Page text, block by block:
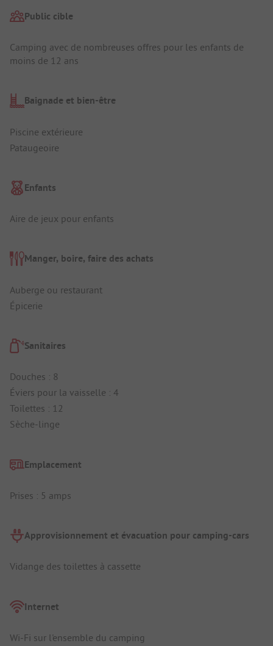
Public cible
Camping avec de nombreuses offres pour les enfants de
moins de 12 ans
Baignade et bien-être
Piscine extérieure
Pataugeoire
Enfants
Aire de jeux pour enfants
Manger, boire, faire des achats
Auberge ou restaurant
Épicerie
Sanitaires
Douches : 8
Éviers pour la vaisselle : 4
Toilettes : 12
Sèche-linge
Emplacement
Prises : 5 amps
Approvisionnement et évacuation pour camping-cars
Vidange des toilettes à cassette
Internet
Wi-Fi sur l'ensemble du camping